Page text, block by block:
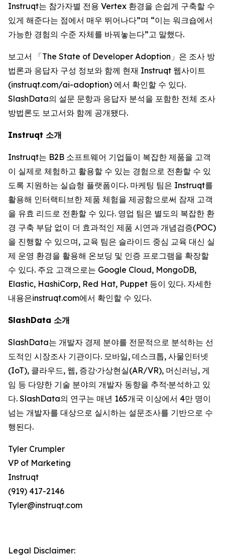
Instruqt는 참가자별 전용 Vertex 환경을 손쉽게 구축할 수
있게 해준다는 점에서 매우 뛰어나다”며 “이는 워크숍에서
가능한 경험의 수준 자체를 바꿔놓는다”고 말했다.
보고서 「The State of Developer Adoption 」은 조사 방
법론과 응답자 구성 정보와 함께 현재 Instruqt 웹사이트
(instruqt.com/ai-adoption) 에서 확인할 수 있다.
SlashData의 설문 문항과 응답자 분석을 포함한 전체 조사
방법론도 보고서와 함께 공개됐다.
Instruqt 소개
Instruqt는 B2B 소프트웨어 기업들이 복잡한 제품을 고객
이 실제로 체험하고 활용할 수 있는 경험으로 전환할 수 있
도록 지원하는 실습형 플랫폼이다. 마케팅 팀은 Instruqt를
활용해 인터랙티브한 제품 체험을 제공함으로써 잠재 고객
을 유효 리드로 전환할 수 있다. 영업 팀은 별도의 복잡한 환
경 구축 부담 없이 더 효과적인 제품 시연과 개념검증(POC)
을 진행할 수 있으며, 교육 팀은 슬라이드 중심 교육 대신 실
제 운영 환경을 활용해 온보딩 및 인증 프로그램을 확장할
수 있다. 주요 고객으로는 Google Cloud, MongoDB,
Elastic, HashiCorp, Red Hat, Puppet 등이 있다. 자세한
내용은instruqt.com에서 확인할 수 있다.
SlashData 소개
SlashData는 개발자 경제 분야를 전문적으로 분석하는 선
도적인 시장조사 기관이다. 모바일, 데스크톱, 사물인터넷
(IoT), 클라우드, 웹, 증강·가상현실(AR/VR), 머신러닝, 게
임 등 다양한 기술 분야의 개발자 동향을 추적·분석하고 있
다. SlashData의 연구는 매년 165개국 이상에서 4만 명이
넘는 개발자를 대상으로 실시하는 설문조사를 기반으로 수
행된다.
Tyler Crumpler
VP of Marketing
Instruqt
(919) 417-2146
Tyler@instruqt.com
Legal Disclaimer: